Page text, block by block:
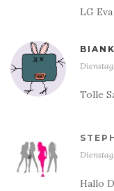
LG Eva
Tolle
Hallo